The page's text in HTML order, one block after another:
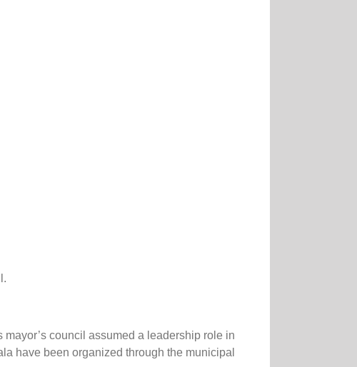
council assumed a leadership role in
have been organized through the municipal